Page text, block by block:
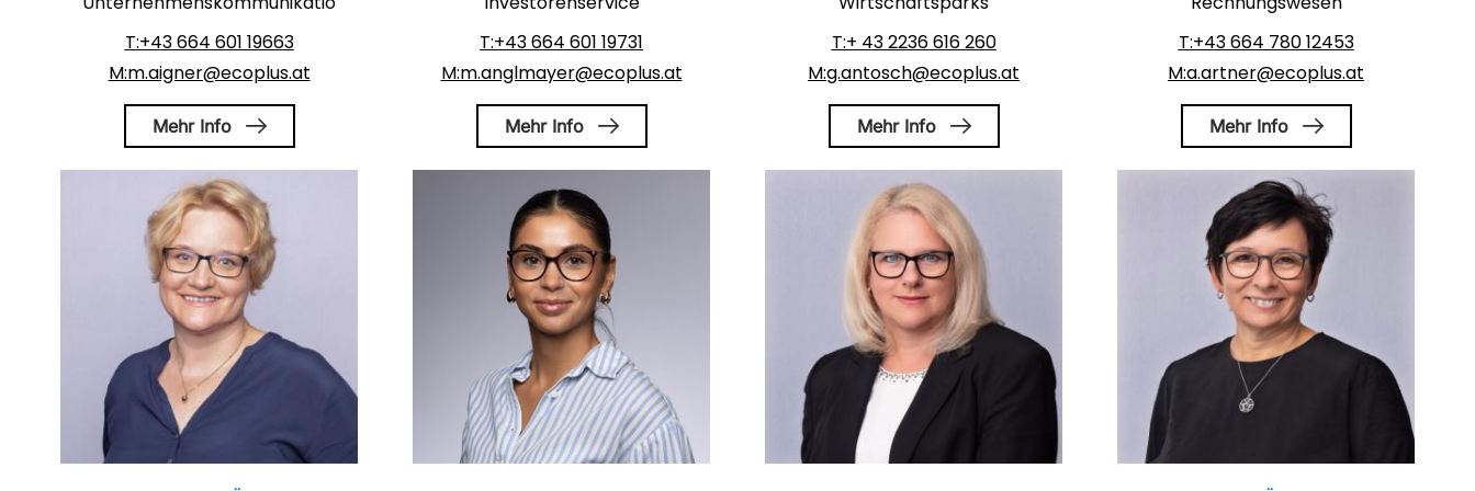
T:+43 664 601 19663
M:m.aigner@ecoplus.at
Mehr Info
T:+43 664 601 19731
M:m.anglmayer@ecoplus.at
Mehr Info
T:+ 43 2236 616 260
M:g.antosch@ecoplus.at
Mehr Info
T:+43 664 780 12453
M:a.artner@ecoplus.at
Mehr Info